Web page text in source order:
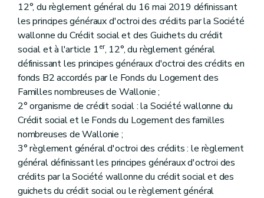
12°, du règlement général du 16 mai 2019 définissant
les principes généraux d'octroi des crédits par la Société
wallonne du Crédit social et des Guichets du crédit
social et à l'article 1er, 12°, du règlement général
définissant les principes généraux d'octroi des crédits en
fonds B2 accordés par le Fonds du Logement des
Familles nombreuses de Wallonie ;
2° organisme de crédit social : la Société wallonne du
Crédit social et le Fonds du Logement des familles
nombreuses de Wallonie ;
3° règlement général d'octroi des crédits : le règlement
général définissant les principes généraux d'octroi des
crédits par la Société wallonne du crédit social et des
guichets du crédit social ou le règlement général